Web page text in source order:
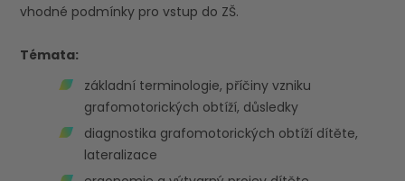
vhodné podmínky pro vstup do ZŠ.
Témata:
základní terminologie, příčiny vzniku
grafomotorických obtíží, důsledky
diagnostika grafomotorických obtíží dítěte,
lateralizace